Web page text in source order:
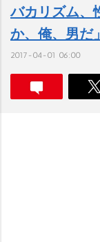
バカリズム、
か、俺、男だ」
2017-04-01 06:00